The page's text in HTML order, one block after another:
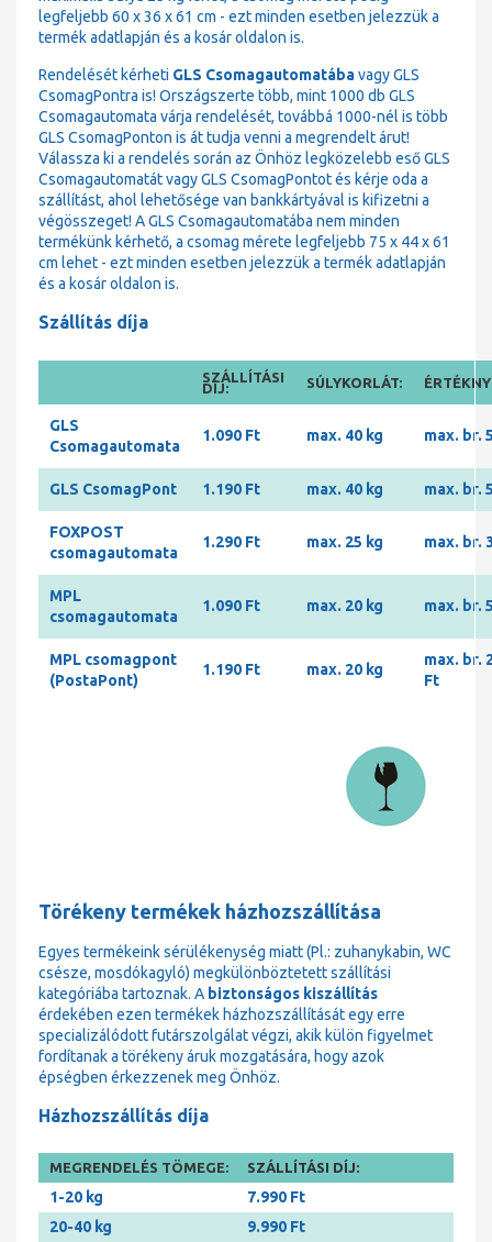
legfeljebb 60 x 36 x 61 cm - ezt minden esetben jelezzük a
termék adatlapján és a kosár oldalon is.
Rendelését kérheti GLS Csomagautomatábavagy GLS
CsomagPontra is! Országszerte több, mint 1000 db GLS
Csomagautomata várja rendelését, továbbá 1000-nél is több
GLS CsomagPonton is át tudja venni a megrendelt árut!
Válassza ki a rendelés során az Önhöz legközelebb eső GLS
Csomagautomatát vagy GLS CsomagPontot és kérje oda a
szállítást, ahol lehetősége van bankkártyával is kifizetni a
végösszeget! A GLS Csomagautomatába nem minden
termékünk kérhető, a csomag mérete legfeljebb 75 x 44 x 61
cm lehet - ezt minden esetben jelezzük a termék adatlapján
és a kosár oldalon is.
Szállítás díja
SZÁLLÍTÁSI
DÍJ: SÚLYKORLÁT:
GLS
Csomagautomata
1.090 Ft max. 40 kg max. br.
GLS CsomagPont 1.190 Ft max. 40 kg max. br.
FOXPOST
csomagautomata
1.290 Ft max. 25 kg max. br.
MPL
csomagautomata
1.090 Ft max. 20 kg max. br.
MPL csomagpont
(PostaPont)
1.190 Ft max. 20 kg
max. br.
Ft
Törékeny termékek házhozszállítása
Egyes termékeink sérülékenység miatt (Pl.: zuhanykabin, WC
csésze, mosdókagyló) megkülönböztetett szállítási
kategóriába tartoznak. A biztonságos kiszállítás
érdekében ezen termékek házhozszállítását egy erre
specializálódott futárszolgálat végzi, akik külön figyelmet
fordítanak a törékeny áruk mozgatására, hogy azok
épségben érkezzenek meg Önhöz.
Házhozszállítás díja
MEGRENDELÉS TÖMEGE: SZÁLLÍTÁSI DÍJ:
1-20 kg
7.990 Ft
20-40 kg
9.990 Ft